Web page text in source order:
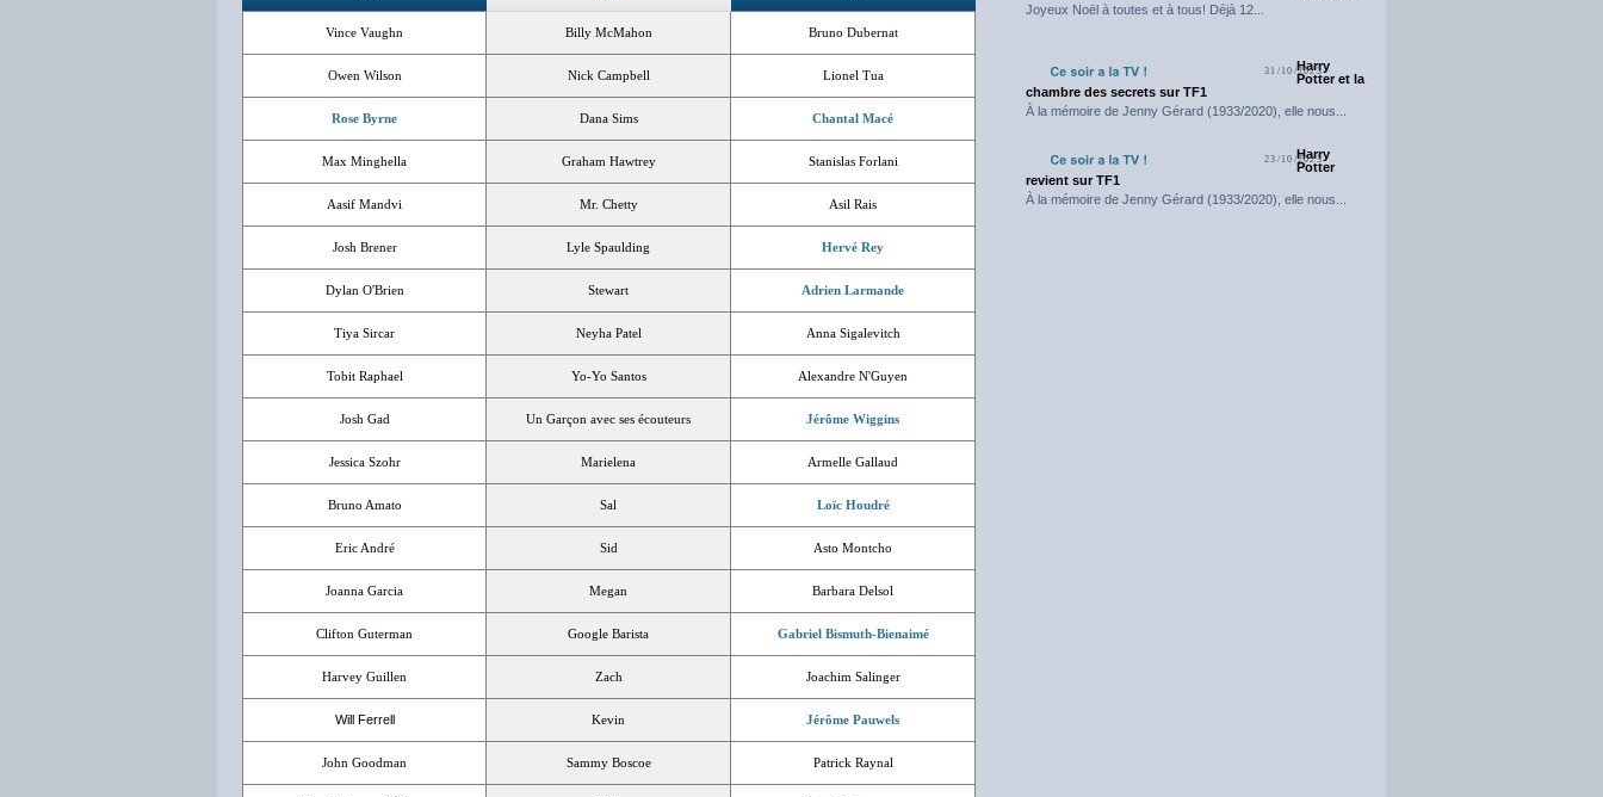
Vince Vaughn Billy McMahon Bruno Dubernat
Owen Wilson Nick Campbell Lionel Tua
Rose Byrne Dana Sims Chantal Macé
Max Minghella Graham Hawtrey Stanislas Forlani
Aasif Mandvi Mr. Chetty Asil Rais
Josh Brener Lyle Spaulding Hervé Rey
Dylan O'Brien Stewart Adrien Larmande
Tiya Sircar Neyha Patel Anna Sigalevitch
Tobit Raphael Yo-Yo Santos Alexandre N'Guyen
Josh Gad Un Garçon avec ses écouteurs Jérôme Wiggins
Jessica Szohr Marielena Armelle Gallaud
Bruno Amato Sal Loïc Houdré
Eric André Sid Asto Montcho
Joanna Garcia Megan Barbara Delsol
Clifton Guterman Google Barista Gabriel Bismuth-Bienaimé
Harvey Guillen Zach Joachim Salinger
Will Ferrell Kevin Jérôme Pauwels
John Goodman Sammy Boscoe Patrick Raynal
Joyeux Noël à toutes et à tous! Déjà 12...
31/10/2023
Harry
Potter et la
chambre des secrets sur TF1
À la mémoire de Jenny Gérard (1933/2020), elle nous...
23/10/2023
Harry
Potter
revient sur TF1
À la mémoire de Jenny Gérard (1933/2020), elle nous...